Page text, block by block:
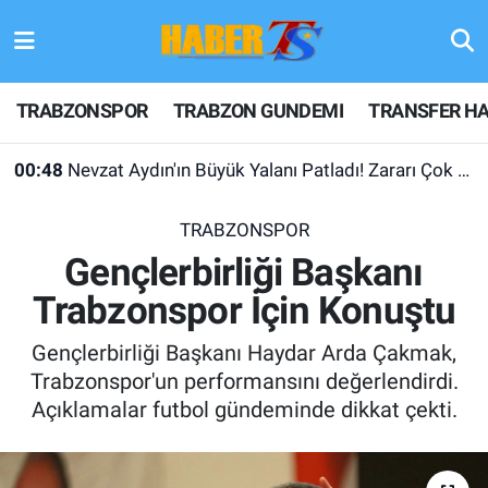
TRABZONSPOR TRABZON GUNDEMI TRANSFER
00:48 Nevzat Aydın'ın Büyük Yalanı Patladı! Zararı Çok Desteği Yok
TRABZONSPOR
Gençlerbirliği Başkanı
Trabzonspor İçin Konuştu
Gençlerbirliği Başkanı Haydar Arda Çakmak,
Trabzonspor'un performansını değerlendirdi.
Açıklamalar futbol gündeminde dikkat çekti.
TRABZONSPOR
TRABZON GUNDEMI
KULİS MEYDANI
1461 TRABZON
FUTBOL
ALT LIGLER
Hava Durumu
Trafik Durumu
Son Dakika Haberleri
Haber Arşivi